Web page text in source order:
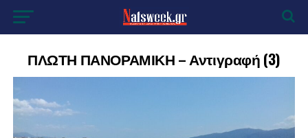
ΠΛΩΤΗ ΠΑΝΟΡΑΜΙΚΗ – Αντιγραφή (3)